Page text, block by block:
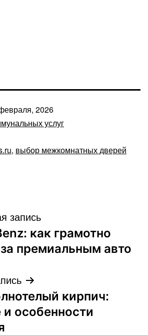
2026
услуг
, выбор межкомнатных дверей
запись
как грамотно
премиальным авто
кирпич:
и особенности